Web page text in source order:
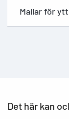
Mallar för
Det här kan